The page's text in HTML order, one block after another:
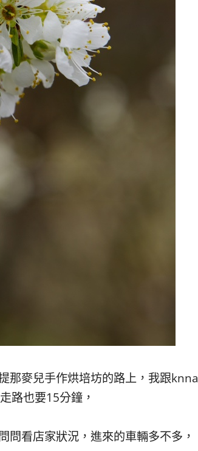
那麥兒手作烘培坊的路上，我跟knna
路也要15分鐘，
問看店家狀況，進來的車輛多不多，